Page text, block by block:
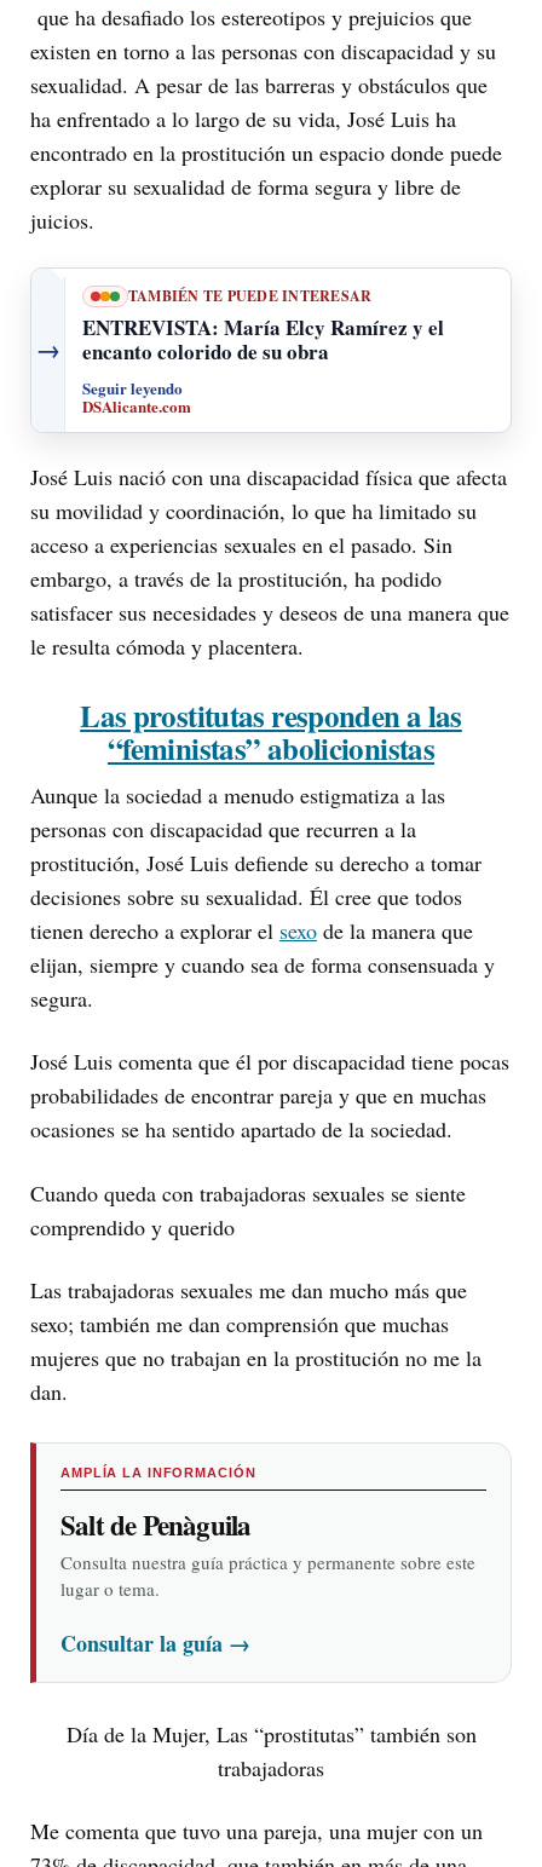
que ha desafiado los estereotipos y prejuicios que
existen en torno a las personas con discapacidad y su
sexualidad. A pesar de las barreras y obstáculos que
ha enfrentado a lo largo de su vida, José Luis ha
encontrado en la prostitución un espacio donde puede
explorar su sexualidad de forma segura y libre de
juicios.
→
TAMBIÉN TE PUEDE INTERESAR
ENTREVISTA: María Elcy Ramírez y el
encanto colorido de su obra
Seguir leyendo
DSAlicante.com
José Luis nació con una discapacidad física que afecta
su movilidad y coordinación, lo que ha limitado su
acceso a experiencias sexuales en el pasado. Sin
embargo, a través de la prostitución, ha podido
satisfacer sus necesidades y deseos de una manera que
le resulta cómoda y placentera.
Las prostitutas responden a las
“feministas” abolicionistas
Aunque la sociedad a menudo estigmatiza a las
personas con discapacidad que recurren a la
prostitución, José Luis defiende su derecho a tomar
decisiones sobre su sexualidad. Él cree que todos
tienen derecho a explorar el sexo de la manera que
elijan, siempre y cuando sea de forma consensuada y
segura.
José Luis comenta que él por discapacidad tiene pocas
probabilidades de encontrar pareja y que en muchas
ocasiones se ha sentido apartado de la sociedad.
Cuando queda con trabajadoras sexuales se siente
comprendido y querido
Las trabajadoras sexuales me dan mucho más que
sexo; también me dan comprensión que muchas
mujeres que no trabajan en la prostitución no me la
dan.
AMPLÍA LA INFORMACIÓN
Salt de Penàguila
Consulta nuestra guía práctica y permanente sobre este
lugar o tema.
Consultar la guía →
Día de la Mujer, Las “prostitutas” también son
trabajadoras
Me comenta que tuvo una pareja, una mujer con un